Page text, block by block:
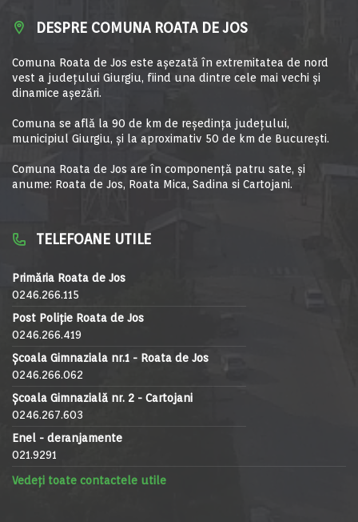
DESPRE COMUNA ROATA DE JOS
Comuna Roata de Jos este aşezată în extremitatea de nord
vest a judeţului Giurgiu, fiind una dintre cele mai vechi şi
dinamice aşezări.
Comuna se află la 90 de km de reşedinţa judeţului,
municipiul Giurgiu, şi la aproximativ 50 de km de Bucureşti.
Comuna Roata de Jos are în componență patru sate, și
anume: Roata de Jos, Roata Mica, Sadina si Cartojani.
TELEFOANE UTILE
Primăria Roata de Jos
0246.266.115
Post Poliție Roata de Jos
0246.266.419
Școala Gimnaziala nr.1 - Roata de Jos
0246.266.062
Școala Gimnazială nr. 2 - Cartojani
0246.267.603
Enel - deranjamente
021.9291
Vedeți toate contactele utile